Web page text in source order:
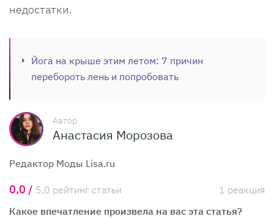
недостатки.
Йога на крыше этим летом: 7 причин
перебороть лень и попробовать
Автор
Анастасия Морозова
Редактор Моды Lisa.ru
0,0 / 5,0 рейтинг статьи
1 реакция
Какое впечатление произвела на вас эта статья?